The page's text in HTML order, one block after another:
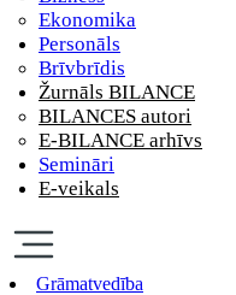
Ekonomika
Personāls
Brīvbrīdis
Žurnāls BILANCE
BILANCES autori
E-BILANCE arhīvs
Semināri
E-veikals
Grāmatvedība